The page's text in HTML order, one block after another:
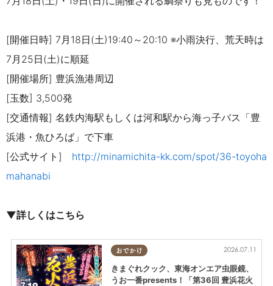
[開催日時] 7月18日(土)19:40～20:10 ※小雨決行、荒天時は
7月25日(土)に順延
[開催場所] 豊浜漁港周辺
[玉数] 3,500発
[交通情報] 名鉄内海駅もしくは河和駅から海っ子バス「豊
浜港・魚ひろば」で下車
[公式サイト] http://minamichita-kk.com/spot/36-toyoha
mahanabi
▼詳しくはこちら
おでかけ 2026.07.11
きまぐれクック、東海オンエア虫眼鏡、
うお一番presents！「第36回 豊浜花火